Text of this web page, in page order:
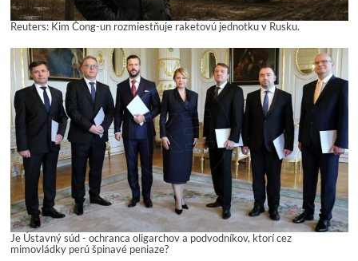
Reuters: Kim Čong-un rozmiestňuje raketovú jednotku v Rusku.
Je Ústavný súd - ochranca oligarchov a podvodníkov, ktorí cez
mimovládky perú špinavé peniaze?